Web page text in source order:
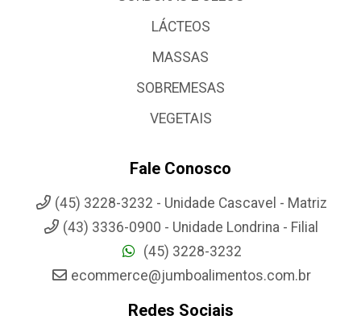
LÁCTEOS
MASSAS
SOBREMESAS
VEGETAIS
Fale Conosco
(45) 3228-3232 - Unidade Cascavel - Matriz
(43) 3336-0900 - Unidade Londrina - Filial
(45) 3228-3232
ecommerce@jumboalimentos.com.br
Redes Sociais